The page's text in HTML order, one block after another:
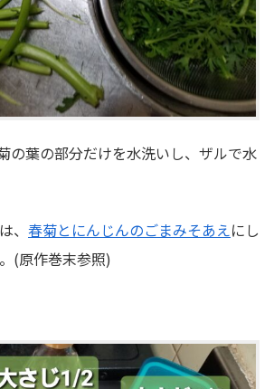
の葉の部分だけを水洗いし、ザルで水
、 春菊とにんじんのごまみそあえにし
(原作巻末参照)